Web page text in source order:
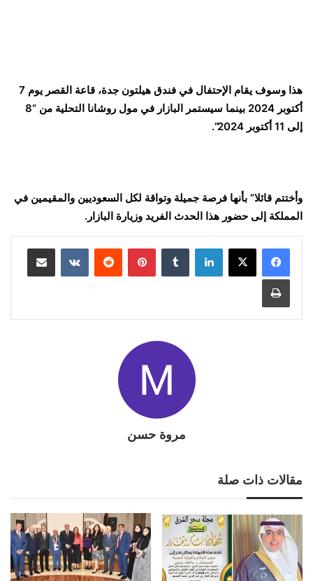
هذا وسوف يقام الإحتفال في فندق هيلتون جدة، قاعة القصر يوم 7
أكتوبر 2024 بينما سيستمر البازار في مول روشانا التحلية من “8
إلى 11 أكتوبر 2024”.
وأختتم قائلا” بأنها فرصة جميلة وتواقة لكل السعوديين والمقيمين في
المملكة إلى حضور هذا الحدث الفريد وزيارة البازار.
لينكدإن بينتيريست مشاركة عبر البريد
طباعة
مروة حسن
مقالات ذات صلة